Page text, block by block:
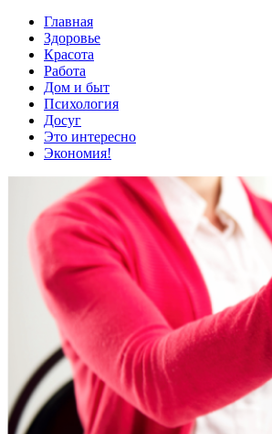
Главная
Здоровье
Красота
Работа
Дом и быт
Психология
Досуг
Это интересно
Экономия!